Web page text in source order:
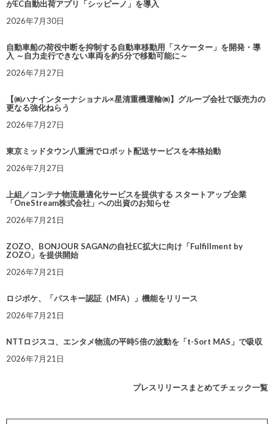
がEC自動出荷アプリ「シッピーノ」を導入
2026年7月30日
自動車船の荷役中断を抑制する自動車移動用「スケーター」を開発・導
入 ～自力走行できない車両を約5分で移動可能に～
2026年7月27日
【㈱ハナインターナショナル×星清重機運輸㈱】グループ会社で販売力の
更なる強化ねらう
2026年7月27日
東京ミッドタウン八重洲でロボット配送サービスを本格始動
2026年7月27日
上組／コンテナ物流最適化サービスを提供する スタートアップ企業
「OneStream株式会社」への出資のお知らせ
2026年7月21日
ZOZO、BONJOUR SAGANの自社EC拡大に向け「Fulfillment by
ZOZO」を提供開始
2026年7月21日
ロジポケ、「パスキー認証（MFA）」機能をリリース
2026年7月21日
NTTロジスコ、エンタメ物流の平時5倍の波動を「t-Sort MAS」で吸収
2026年7月21日
プレスリリースまとめてチェック一覧